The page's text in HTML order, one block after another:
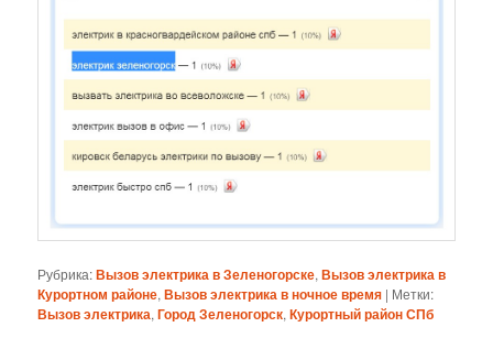
Рубрика:Вызов электрика в Зеленогорске,Вызов электрика в
Курортном районе,Вызов электрика в ночное время | Метки:
Вызов электрика,Город Зеленогорск,Курортный район СПб